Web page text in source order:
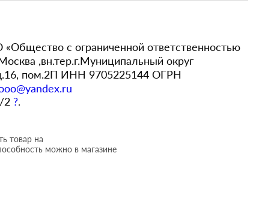
с ограниченной ответственностью
,вн.тер.г.Муниципальный округ
пом.2П ИНН 9705225144 ОГРН
2 ?.
товар на
можно в магазине